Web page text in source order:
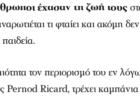
έχασαν τη ζωή τους
τι φταίει και ακόμη
τον περιορισμό του εν
Pernod Ricard, τρέχει